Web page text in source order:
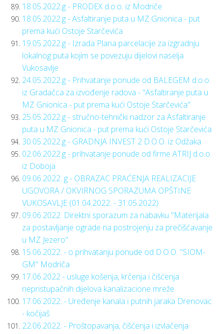
18.05.2022.g - PRODEX d.o.o. iz Modriče
18.05.2022.g - Asfaltiranje puta u MZ Gnionica - put
prema kući Ostoje Starčevića
19.05.2022.g - Izrada Plana parcelacije za izgradnju
lokalnog puta kojim se povezuju dijelovi naselja
Vukosavlje
24.05.2022.g - Prihvatanje ponude od BALEGEM d.o.o.
iz Gradačca za izvođenje radova - "Asfaltiranje puta u
MZ Gnionica - put prema kući Ostoje Starčevića"
25.05.2022.g - stručno-tehnički nadzor za Asfaltiranje
puta u MZ Gnionica - put prema kući Ostoje Starčevića
30.05.2022.g - GRADNJA INVEST 2 D.O.O. iz Odžaka
02.06.2022.g - prihvatanje ponude od firme ATRIJ d.o.o.
iz Doboja
09.06.2022. g - OBRAZAC PRAĆENJA REALIZACIJE
UGOVORA / OKVIRNOG SPORAZUMA OPŠTINE
VUKOSAVLJE (01.04.2022. - 31.05.2022)
09.06.2022. Direktni sporazum za nabavku "Materijala
za postavljanje ograde na postrojenju za prečišćavanje
u MZ Jezero"
15.06.2022. - o prihvatanju ponude od D.O.O. "SIOM-
GM" Modriča
17.06.2022 - usluge košenja, krčenja i čišćenja
nepristupačnih dijelova kanalizacione mreže
17.06.2022. - Uređenje kanala i putnih jaraka Drenovac
- kočijaš
22.06.2022. - Proštopavanja, čišćenja i izvlačenja